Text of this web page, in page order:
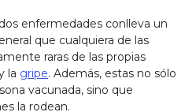
enfermedades conlleva un
que cualquiera de las
raras de las propias
la gripe. Además, estas no sólo
vacunada, sino que
la rodean.